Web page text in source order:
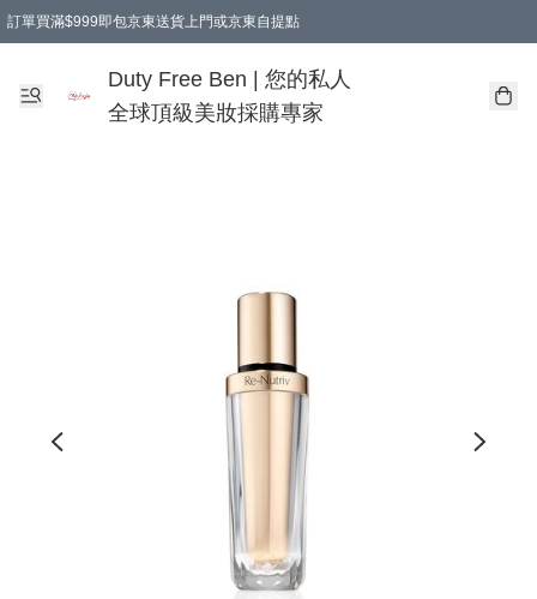
訂單買滿$999即包京東送貨上門或京東自提點
Duty Free Ben | 您的私人
全球頂級美妝採購專家